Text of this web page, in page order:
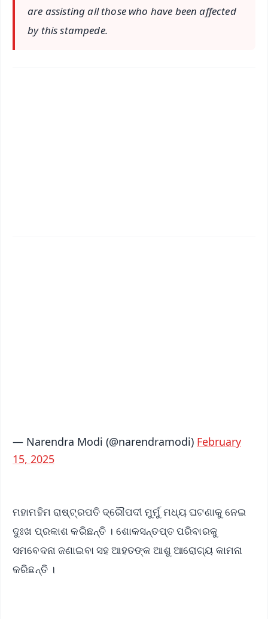
are assisting all those who have been affected
by this stampede.
— Narendra Modi (@narendramodi) February
15, 2025
ମହାମହିମ ରାଷ୍ଟ୍ରପତି ଦ୍ରୌପଦୀ ମୁର୍ମୁ ମଧ୍ୟ ଘଟଣାକୁ ନେଇ
ଦୁଃଖ ପ୍ରକାଶ କରିଛନ୍ତି । ଶୋକସନ୍ତପ୍ତ ପରିବାରକୁ
ସମବେଦନା ଜଣାଇବା ସହ ଆହତଙ୍କ ଆଶୁ ଆରୋଗ୍ୟ କାମନା
କରିଛନ୍ତି ।